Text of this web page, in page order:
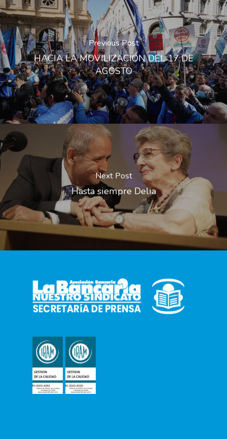
Previous Post
HACIA LA MOVILIZACIÓN DEL 17 DE
AGOSTO
Next Post
Hasta siempre Delia